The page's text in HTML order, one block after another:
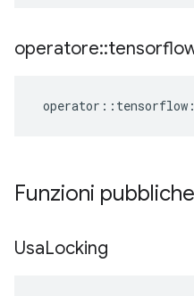
operatore::
operator :: tensorflow
Funzioni
UsaLocking